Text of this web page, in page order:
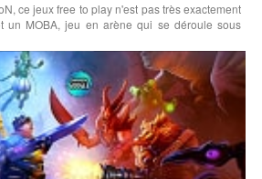
ce jeux free to play n'est pas très exactement
un MOBA, jeu en arène qui se déroule sous